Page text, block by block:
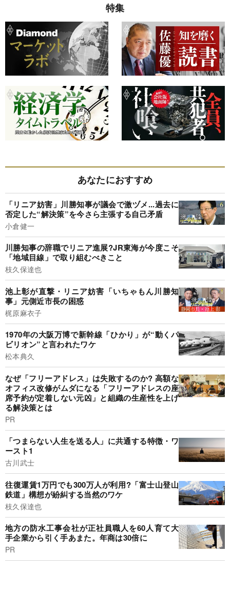
特集
あなたにおすすめ
「リニア妨害」川勝知事が議会で激ヅメ...過去に
否定した“解決策”を今さら主張する自己矛盾
小倉健一
川勝知事の辞職でリニア進展?JR東海が今度こそ
「地域目線」で取り組むべきこと
枝久保達也
池上彰が直撃・リニア妨害「いちゃもん川勝知
事」元側近市長の困惑
梶原麻衣子
1970年の大阪万博で新幹線「ひかり」が“動くパ
ビリオン”と言われたワケ
松本典久
なぜ「フリーアドレス」は失敗するのか? 高額な
オフィス改修がムダになる「フリーアドレスの座
席予約が定着しない元凶」と組織の生産性を上げ
る解決策とは
PR
「つまらない人生を送る人」に共通する特徴・ワ
ースト1
古川武士
往復運賃1万円でも300万人が利用?「富士山登山
鉄道」構想が紛糾する当然のワケ
枝久保達也
地方の防水工事会社が正社員職人を60人育て大
手企業から引く手あまた。年商は30倍に
PR